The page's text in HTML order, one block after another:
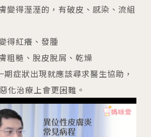
變得溼溼的，有破皮、感染、流組
得紅癢、發腫
粗糙、脫皮脫屑、乾燥
期症狀出現就應該尋求醫生協助，
化治療上會更困難。